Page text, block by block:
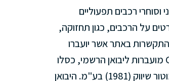
רכבים תפעוליים
על הרכבים, כגון תחזוקה,
התקשרות באתר אשר יועברו
ליבואני וסוחרי הרכבים התפעוליים. בין היתר, פניות בעניין רכבי Club Car מועברות ליבואן הרשמי, כסלו
רכב עזר בע"מ, ופניות בעניין רכבי Marshell — ליבואן הרשמי, מטרו מוטור שיווק (1981) בע"מ. היבואן